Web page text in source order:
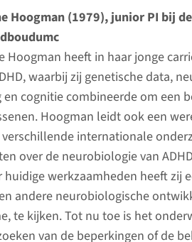
Hoogman (1979), junior PI bij
Hoogman heeft in haar jonge
waarbij zij genetische data,
en cognitie combineerde om een
Hoogman leidt ook een
verschillende internationale
over de neurobiologie van
huidige werkzaamheden heeft zij
andere neurobiologische
te kijken. Tot nu toe is het
van de beperkingen of de